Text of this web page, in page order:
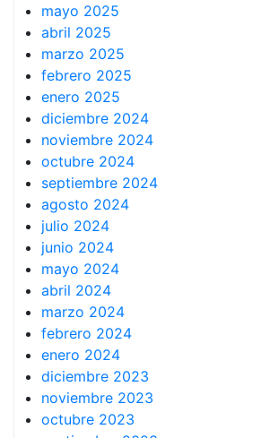
mayo 2025
abril 2025
marzo 2025
febrero 2025
enero 2025
diciembre 2024
noviembre 2024
octubre 2024
septiembre 2024
agosto 2024
julio 2024
junio 2024
mayo 2024
abril 2024
marzo 2024
febrero 2024
enero 2024
diciembre 2023
noviembre 2023
octubre 2023